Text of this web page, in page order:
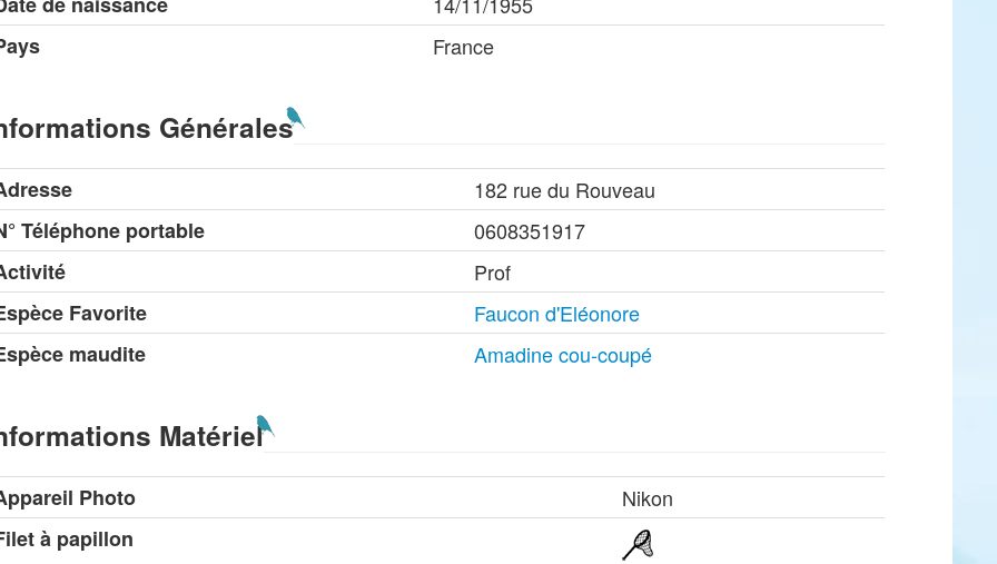
France
Générales
182 rue du Rouveau
Téléphone portable
0608351917
Prof
Favorite
Faucon d'Eléonore
maudite
Amadine cou-coupé
Matériel
Photo
Nikon
à papillon